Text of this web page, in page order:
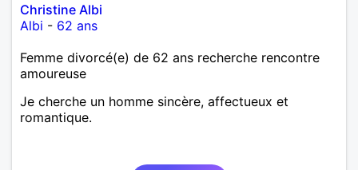
Christine Albi
Albi - 62 ans
Femme divorcé(e) de 62 ans recherche rencontre
amoureuse
Je cherche un homme sincère, affectueux et
romantique.